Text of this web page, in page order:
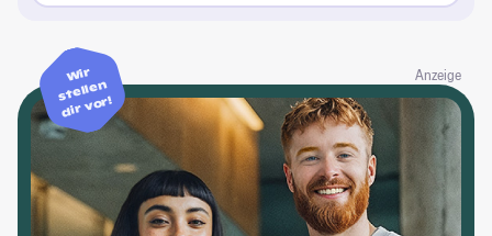
Anzeige
Wir
stellen
dir vor!